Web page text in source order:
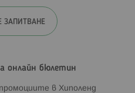
ЗАПИТВАНЕ
онлайн бюлетин
в Хиполенд